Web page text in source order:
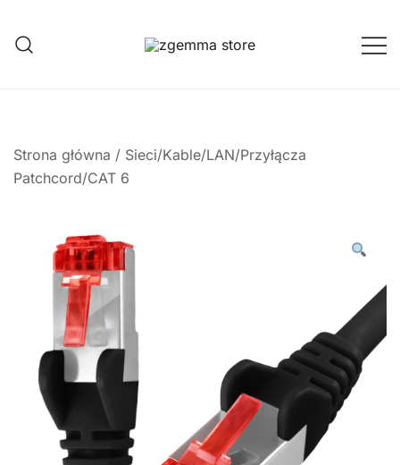
treści
Strona główna / Sieci/Kable/LAN/Przyłącza
Patchcord/CAT 6